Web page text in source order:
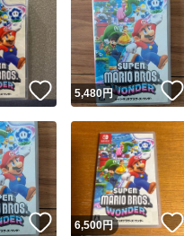
安心発送
いいね！
5,480円
いいね！
6,500円